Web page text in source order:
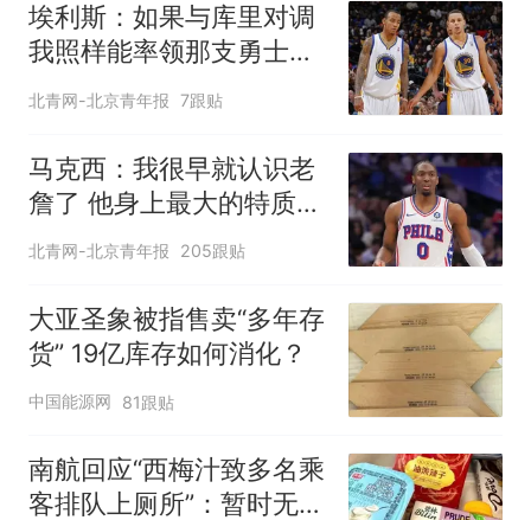
埃利斯：如果与库里对调
我照样能率领那支勇士取
得现在的成就
北青网-北京青年报 7跟贴
马克西：我很早就认识老
詹了 他身上最大的特质就
是谦逊
北青网-北京青年报 205跟贴
大亚圣象被指售卖“多年存
货” 19亿库存如何消化？
中国能源网 81跟贴
南航回应“西梅汁致多名乘
客排队上厕所”：暂时无法